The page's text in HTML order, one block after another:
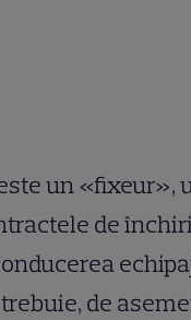
un «fixeur»,
de
de